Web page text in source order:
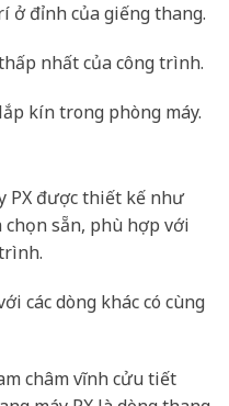
ở đỉnh của giếng thang.
nhất của công trình.
kín trong phòng máy.
PX được thiết kế như
sẵn, phù hợp với
các dòng khác có cùng
châm vĩnh cửu tiết